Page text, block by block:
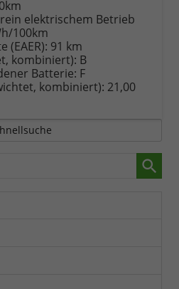
elektrischem Betrieb
100km
(EAER): 91 km
kombiniert): B
Batterie: F
kombiniert): 21,00